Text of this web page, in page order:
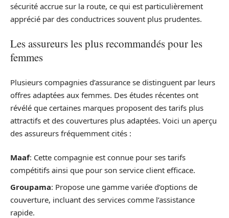
sécurité accrue sur la route, ce qui est particulièrement
apprécié par des conductrices souvent plus prudentes.
Les assureurs les plus recommandés pour les
femmes
Plusieurs compagnies d’assurance se distinguent par leurs
offres adaptées aux femmes. Des études récentes ont
révélé que certaines marques proposent des tarifs plus
attractifs et des couvertures plus adaptées. Voici un aperçu
des assureurs fréquemment cités :
Maaf: Cette compagnie est connue pour ses tarifs
compétitifs ainsi que pour son service client efficace.
Groupama: Propose une gamme variée d’options de
couverture, incluant des services comme l’assistance
rapide.